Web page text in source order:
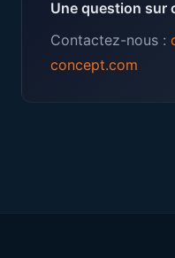
Une question sur
Contactez-nous :
concept.com